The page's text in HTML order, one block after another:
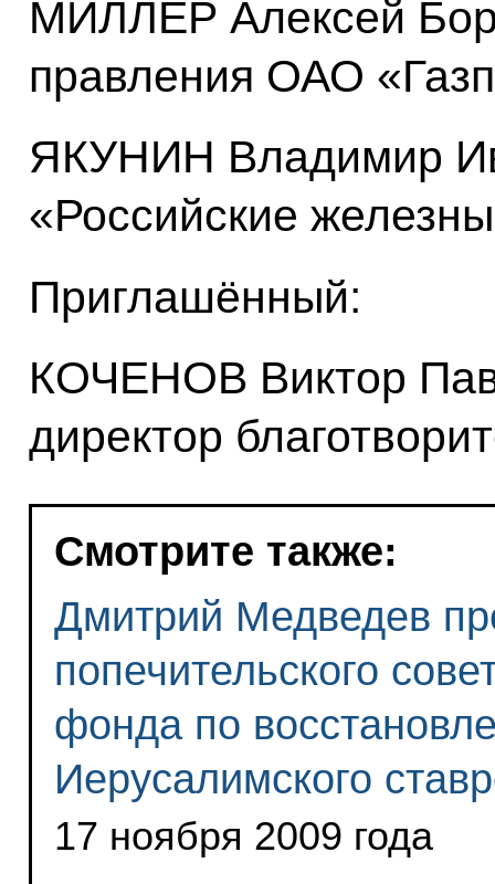
МИЛЛЕР Алексей
правления ОАО
ЯКУНИН Владимир
«Российские
Приглашённый:
КОЧЕНОВ Виктор
директор
Смотрите также:
Дмитрий Медведев
попечительского
фонда по
Иерусалимского
17 ноября 2009 года